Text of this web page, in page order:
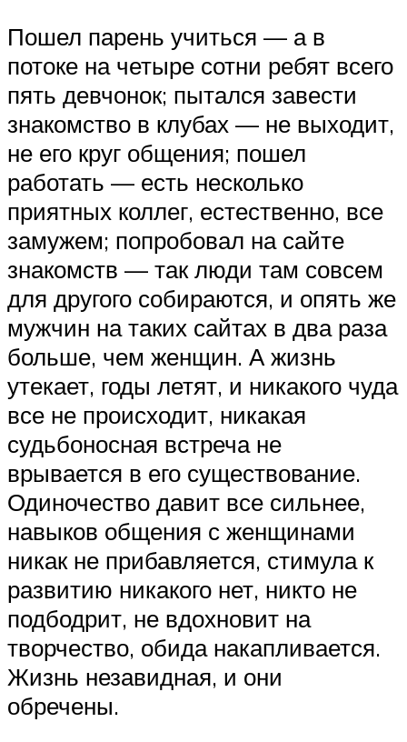
Пошел парень учиться — а в
потоке на четыре сотни ребят всего
пять девчонок; пытался завести
знакомство в клубах — не выходит,
не его круг общения; пошел
работать — есть несколько
приятных коллег, естественно, все
замужем; попробовал на сайте
знакомств — так люди там совсем
для другого собираются, и опять же
мужчин на таких сайтах в два раза
больше, чем женщин. А жизнь
утекает, годы летят, и никакого чуда
все не происходит, никакая
судьбоносная встреча не
врывается в его существование.
Одиночество давит все сильнее,
навыков общения с женщинами
никак не прибавляется, стимула к
развитию никакого нет, никто не
подбодрит, не вдохновит на
творчество, обида накапливается.
Жизнь незавидная, и они
обречены.